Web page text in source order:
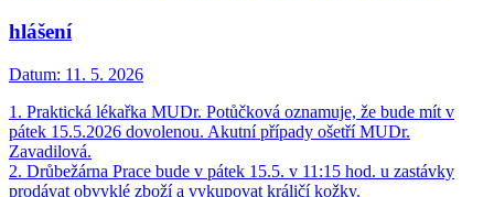
hlášení
Datum: 11. 5. 2026
1. Praktická lékařka MUDr. Potůčková oznamuje, že bude mít v
pátek 15.5.2026 dovolenou. Akutní případy ošetří MUDr.
Zavadilová.
2. Drůbežárna Prace bude v pátek 15.5. v 11:15 hod. u zastávky
prodávat obvyklé zboží a vykupovat králičí kožky.